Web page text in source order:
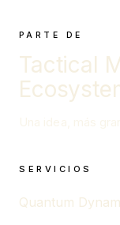
PARTE DE
Tactical
SERVICIOS
Quantum